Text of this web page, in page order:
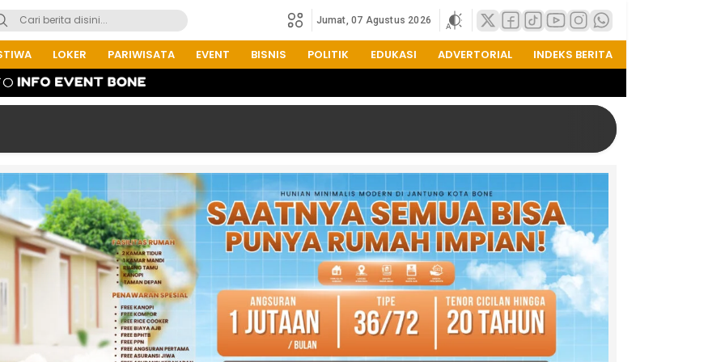
Jumat, 07 Agustus 2026
LOKER PARIWISATA EVENT BISNIS POLITIK EDUKASI ADVERTORIAL
INDEKS BERITA